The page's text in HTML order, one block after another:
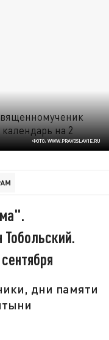
ФОТО: WWW.PRAVOSLAVIE.RU
дни памяти